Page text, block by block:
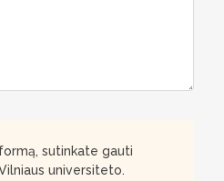
sutinkate gauti
universiteto.